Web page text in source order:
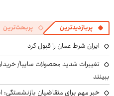
پربازدیدترین پربحث‌ترین
ایران شرط عمان را قبول کرد
ببینند
خبر مهم برای متقاضیان بازنشستگی: این افراد باید ۵